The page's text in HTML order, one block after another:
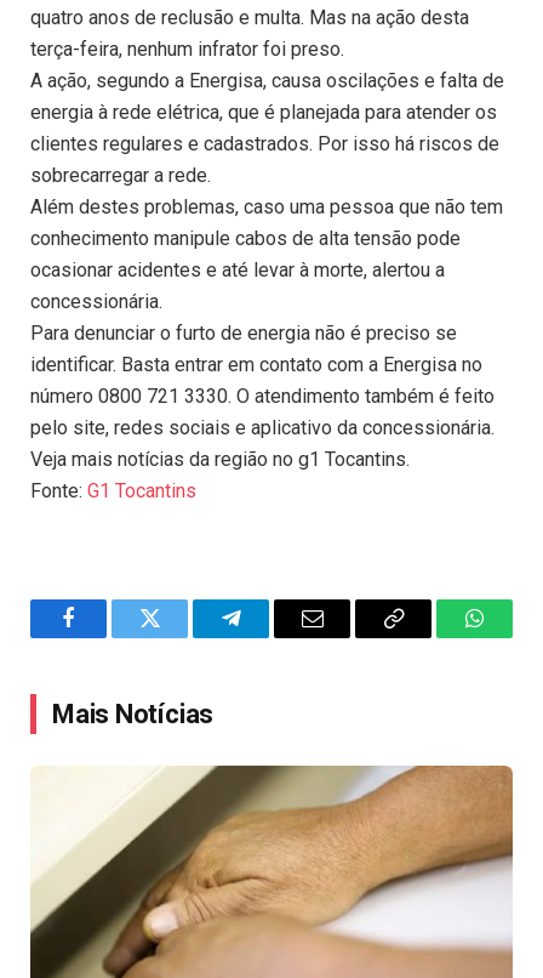
quatro anos de reclusão e multa. Mas na ação desta
terça-feira, nenhum infrator foi preso.
A ação, segundo a Energisa, causa oscilações e falta de
energia à rede elétrica, que é planejada para atender os
clientes regulares e cadastrados. Por isso há riscos de
sobrecarregar a rede.
Além destes problemas, caso uma pessoa que não tem
conhecimento manipule cabos de alta tensão pode
ocasionar acidentes e até levar à morte, alertou a
concessionária.
Para denunciar o furto de energia não é preciso se
identificar. Basta entrar em contato com a Energisa no
número 0800 721 3330. O atendimento também é feito
pelo site, redes sociais e aplicativo da concessionária.
Veja mais notícias da região no g1 Tocantins.
Fonte: G1 Tocantins
FacebookTwitter TelegramEmail
Copy
Mais Notícias